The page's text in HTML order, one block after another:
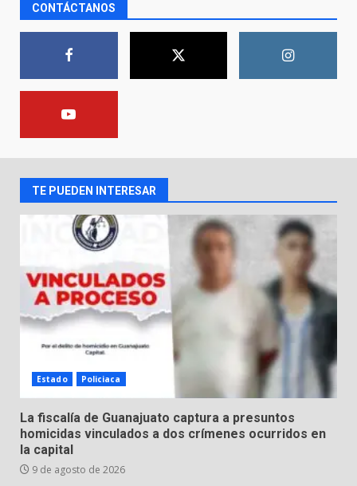
captura a presuntos homicidas
vinculados a dos crímenes
ocurridos en la capital
8 de agosto de 2026
3
Lesiona a un Trabajador de
Linteck
8 de agosto de 2026
4
Aprender jugando también salva
8 de agosto de 2026
5
Incendio en taller mecánico de
Puerto de Águila:
CONTÁCTANOS
TE PUEDEN INTERESAR
Estado Policiaca
La fiscalía de Guanajuato captura a presuntos
homicidas vinculados a dos crímenes ocurridos en
la capital
9 de agosto de 2026